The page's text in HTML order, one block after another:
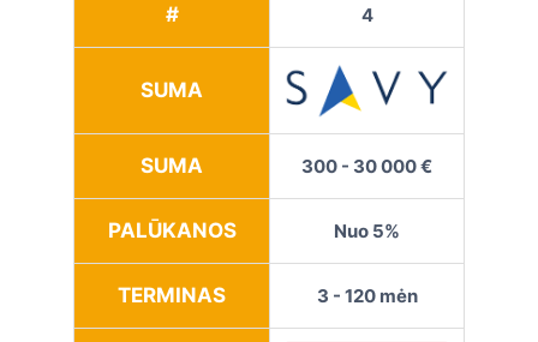
# 4
SUMA
SUMA 300 - 30 000 €
PALŪKANOS Nuo 5%
TERMINAS 3 - 120 mėn